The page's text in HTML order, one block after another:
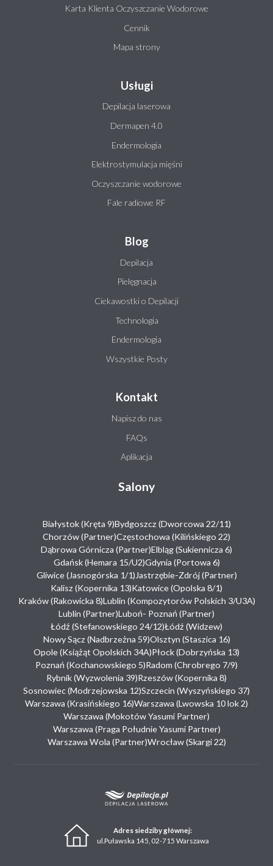
Karta Klienta Oczyszczanie Wodorowe
Cennik
Mapa strony
Usługi
Depilacja laserowa
Dermapen 4.0
Endermologia
Elektrostymulacja mięśni
Oczyszczanie wodorowe
Fale radiowe RF
Blog
Depilacja
Pielęgnacja
Ciekawostki o Depilacji
Technologia
Endermologia
Wszystkie Posty
Kontakt
Napisz do nas
FAQs
Aplikacja
Salony
Białystok (Kręta 9)Bydgoszcz (Dworcowa 22/11)
Chorzów (Partner)Częstochowa (Kilińskiego 22)
Dąbrowa Górnicza (Partner)Elbląg (Sukiennicza 6)
Gdańsk (Hemara 15/U2)Gdynia (Portowa 6)
Gliwice (Jasnogórska 1/1) Jastrzębie-Zdrój (Partner)
Kalisz (Kopernika 13)Katowice (Opolska 8/1)
Kraków (Rakowicka 8)Lublin (Kompozytorów Polskich 3/U3A)
Lublin (Partner)Luboń- Poznań (Partner)
Łódź (Stefanowskiego 24/12)Łódź (Widzew)
Nowy Sącz (Nadbrzeżna 59)Olsztyn (Staszica 16)
Opole (Książąt Opolskich 34A)Płock (Dobrzyńska 13)
Poznań (Kochanowskiego 5)Radom (Chrobrego 7/9)
Rybnik (Wyzwolenia 39)Rzeszów (Kopernika 8)
Sosnowiec (Modrzejowska 12)Szczecin (Wyszyńskiego 37)
Warszawa (Krasińskiego 16)Warszawa (Lwowska 10 lok 2)
Warszawa (Mokotów Yasumi Partner)
Warszawa (Praga Południe Yasumi Partner)
Warszawa Wola (Partner)Wrocław (Skargi 22)
Adres siedziby głównej:
ul.Puławska 145, 02-715 Warszawa